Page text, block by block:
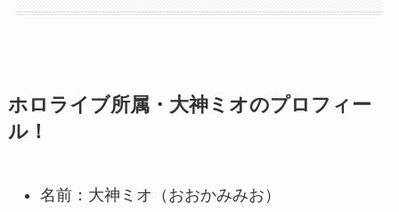
ホロライブ所属・大神ミオのプロフィー
ル！
名前：大神ミオ（おおかみみお）